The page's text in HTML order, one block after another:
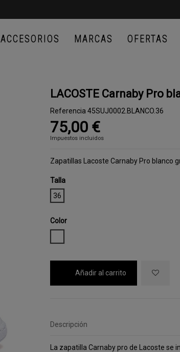
ACCESORIOS MARCAS OFERTAS
LACOSTE Carnaby Pro
Referencia 45SUJ0002.BLANCO.36
75,00 €
Impuestos incluidos
Zapatillas Lacoste Carnaby Pro blanco
Talla
36
Color
Añadir al carrito
Descripción
La zapatilla Carnaby pro de Lacoste se